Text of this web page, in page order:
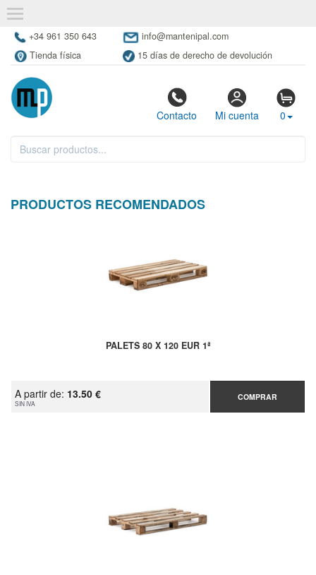
+34 961 350 643
info@mantenipal.com
Tienda física
15 días de derecho de devolución
Contacto Mi cuenta 0
PRODUCTOS RECOMENDADOS
PALETS 80 X 120 EUR 1ª
A partir de: 13.50 €
SIN IVA
COMPRAR